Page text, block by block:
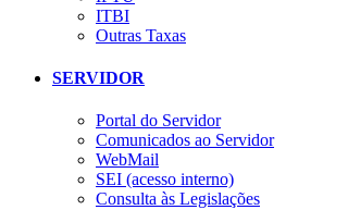
ITBI
Outras Taxas
SERVIDOR
Portal do Servidor
Comunicados ao Servidor
WebMail
SEI (acesso interno)
Consulta às Legislações